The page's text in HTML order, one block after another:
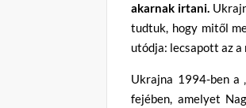
akarnak irtani.
tudtuk, hogy mitől
utódja: lecsapott az
Ukrajna 1994-ben a
fejében, amelyet